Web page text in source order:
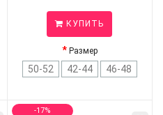
КУПИТЬ
Размер
50-52 42-44 46-48
-17%